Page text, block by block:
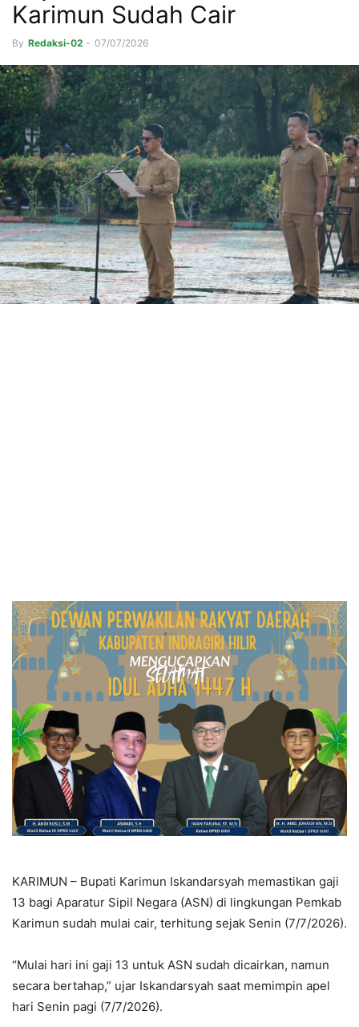
Karimun Sudah Cair
By Redaksi-02 - 07/07/2026
KARIMUN – Bupati Karimun Iskandarsyah memastikan gaji
13 bagi Aparatur Sipil Negara (ASN) di lingkungan Pemkab
Karimun sudah mulai cair, terhitung sejak Senin (7/7/2026).
“Mulai hari ini gaji 13 untuk ASN sudah dicairkan, namun
secara bertahap,” ujar Iskandarsyah saat memimpin apel
hari Senin pagi (7/7/2026).